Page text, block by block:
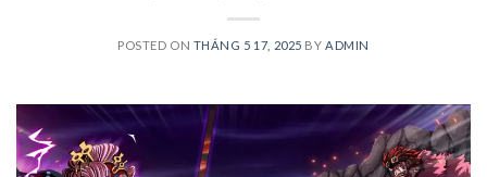
POSTED ON THÁNG 5 17, 2025 BY ADMIN